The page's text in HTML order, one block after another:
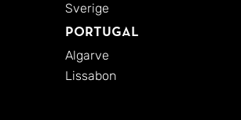
Sverige
Portugal
Algarve
Lissabon